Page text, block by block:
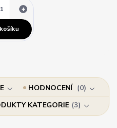
HODNOCENÍ
0
KATEGORIE 3